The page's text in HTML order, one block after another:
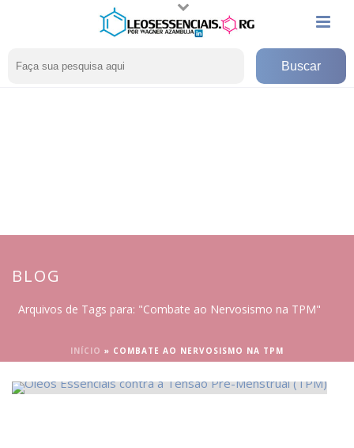
BLOG
Arquivos de Tags para: "Combate ao Nervosismo na TPM"
INÍCIO » COMBATE AO NERVOSISMO NA TPM